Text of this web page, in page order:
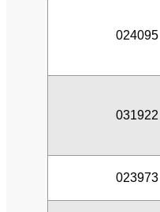
024095
031922
023973